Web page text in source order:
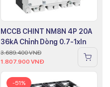
MCCB CHINT NM8N 4P 20A
36kA Chỉnh Dòng 0.7-1xIn
3.689.400VNĐ
1.807.900 VNĐ
-51%